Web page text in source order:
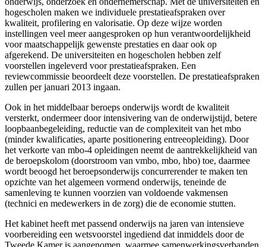
hogescholen maken we individuele prestatieafspraken over
kwaliteit, profilering en valorisatie. Op deze wijze worden
instellingen veel meer aangesproken op hun verantwoordelijkheid
voor maatschappelijk gewenste prestaties en daar ook op
afgerekend. De universiteiten en hogescholen hebben zelf
voorstellen ingeleverd voor prestatieafspraken. Een
reviewcommissie beoordeelt deze voorstellen. De prestatieafspraken
zullen per januari 2013 ingaan.
Ook in het middelbaar beroeps onderwijs wordt de kwaliteit
versterkt, ondermeer door intensivering van de onderwijstijd, betere
loopbaanbegeleiding, reductie van de complexiteit van het mbo
(minder kwalificaties, aparte positionering entreeopleiding). Door
het verkorte van mbo-4 opleidingen neemt de aantrekkelijkheid van
de beroepskolom (doorstroom van vmbo, mbo, hbo) toe, daarmee
wordt beoogd het beroepsonderwijs concurrerender te maken ten
opzichte van het algemeen vormend onderwijs, teneinde de
samenleving te kunnen voorzien van voldoende vakmensen
(technici en medewerkers in de zorg) die de economie stutten.
Het kabinet heeft met passend onderwijs na jaren van intensieve
voorbereiding een wetsvoorstel ingediend dat inmiddels door de
Tweede Kamer is aangenomen, waarmee samenwerkingsverbanden